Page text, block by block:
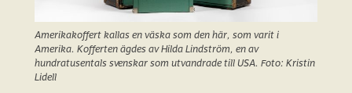
Amerikakoffert kallas en väska som den här, som varit i
Amerika. Kofferten ägdes av Hilda Lindström, en av
hundratusentals svenskar som utvandrade till USA. Foto: Kristin
Lidell